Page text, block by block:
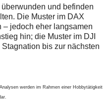
und befinden
Die Muster im DAX
jedoch eher langsamen
hin; die Muster im DJI
bis zur nächsten
werden im Rahmen einer Hobbytätigkeit